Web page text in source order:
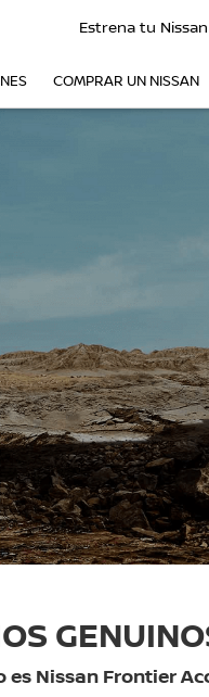
Estrena tu Nissan
COMPRAR UN NISSAN
es Nissan Frontier